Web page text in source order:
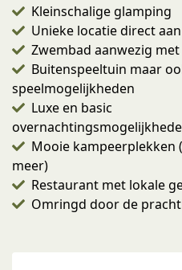
omgeving.
Kleinschalige glamping
Unieke locatie direct
Zwembad aanwezig
Buitenspeeltuin maar
speelmogelijkheden
Luxe en basic
Mooie kampeerplekken
meer)
Restaurant met lokale
Omringd door de